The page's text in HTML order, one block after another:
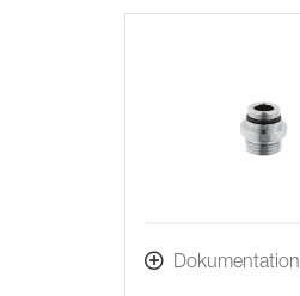
Dokumentation